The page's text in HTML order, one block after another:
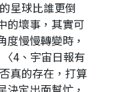
星球比誰更倒
的壞事，其實可
度慢慢轉變時，
4、宇宙日報有
真的存在，打算